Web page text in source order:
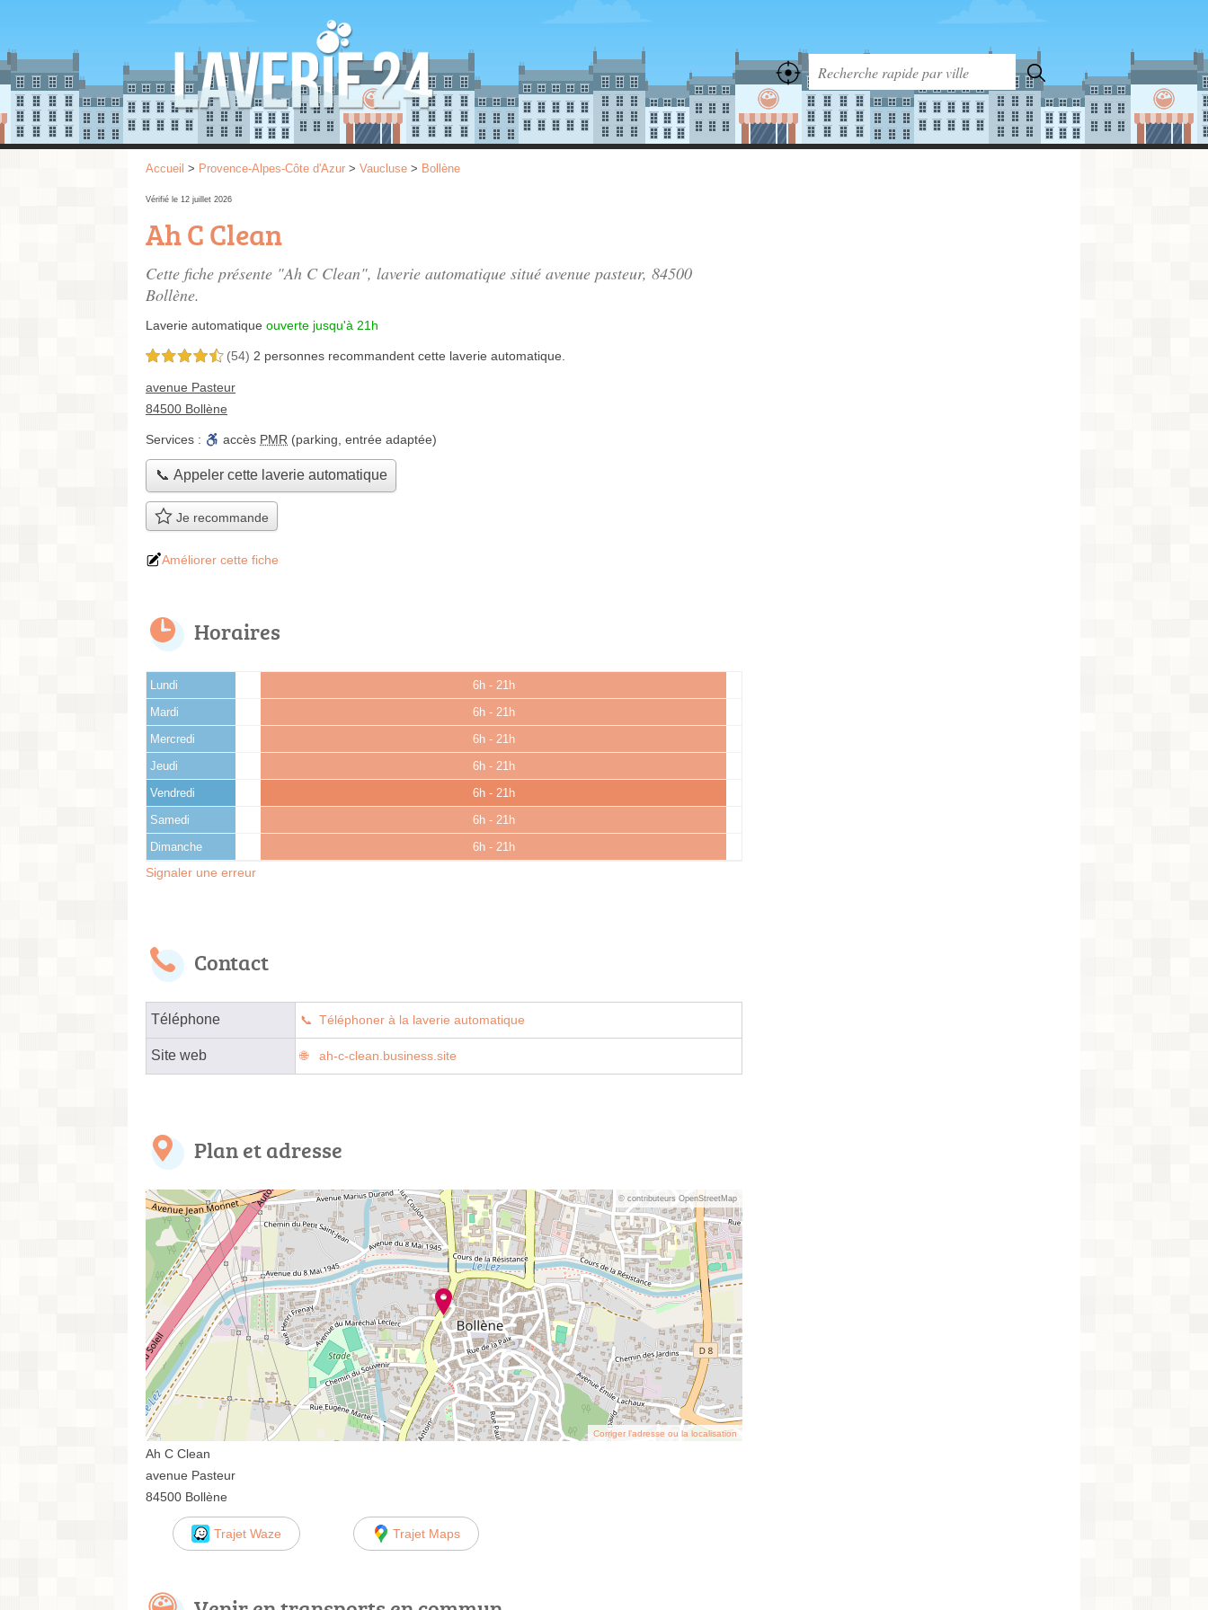
Accueil > Provence-Alpes-Côte d'Azur > Vaucluse > Bollène
Vérifié le 12 juillet 2026
Ah C Clean
Cette fiche présente "Ah C Clean", laverie automatique situé avenue pasteur, 84500
Bollène.
Laverie automatique ouverte jusqu'à 21h
4,5 étoiles sur 5 (54) 2 personnes recommandent cette laverie automatique.
avenue Pasteur
84500 Bollène
Services : accès PMR (parking, entrée adaptée)
📞 Appeler cette laverie automatique
Je recommande
Améliorer cette fiche
Horaires
Lundi 6h - 21h
Mardi 6h - 21h
Mercredi 6h - 21h
Jeudi 6h - 21h
Vendredi 6h - 21h
Samedi 6h - 21h
Dimanche 6h - 21h
Signaler une erreur
Contact
Téléphone Téléphoner à la laverie automatique
Site web ah-c-clean.business.site
Plan et adresse
© contributeurs OpenStreetMap
Corriger l’adresse ou la localisation
Ah C Clean
avenue Pasteur
84500 Bollène
Trajet Waze Trajet Maps